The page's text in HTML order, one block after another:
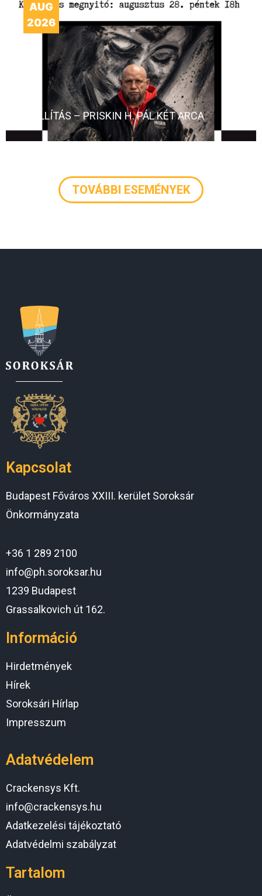
AUG
2026
KIÁLLÍTÁS – PRISKIN H. PÁL KÉT ARCA
TOVÁBBI ESEMÉNYEK
Kapcsolat
Budapest Főváros XXIII. kerület Soroksár
Önkormányzata
+36 1 289 2100
info@ph.soroksar.hu
1239 Budapest
Grassalkovich út 162.
Információ
Hirdetmények
Hírek
Soroksári Hírlap
Impresszum
Adatvédelem
Crackensys Kft.
info@crackensys.hu
Adatkezelési tájékoztató
Adatvédelmi szabályzat
Tartalom